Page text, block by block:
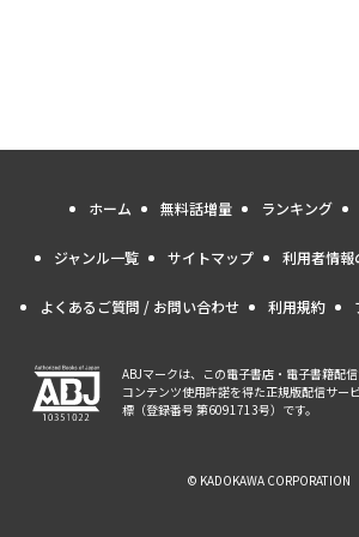
ホーム 無料話増量 ランキング
ジャンル一覧 サイトマップ 利用者情報
よくあるご質問 / お問い合わせ 利用規約
ABJマークは、この電子書店・電子書籍配
コンテンツ使用許諾を得た正規版配信サー
標（登録番号 第6091713号）です。
© KADOKAWA CORPORATION